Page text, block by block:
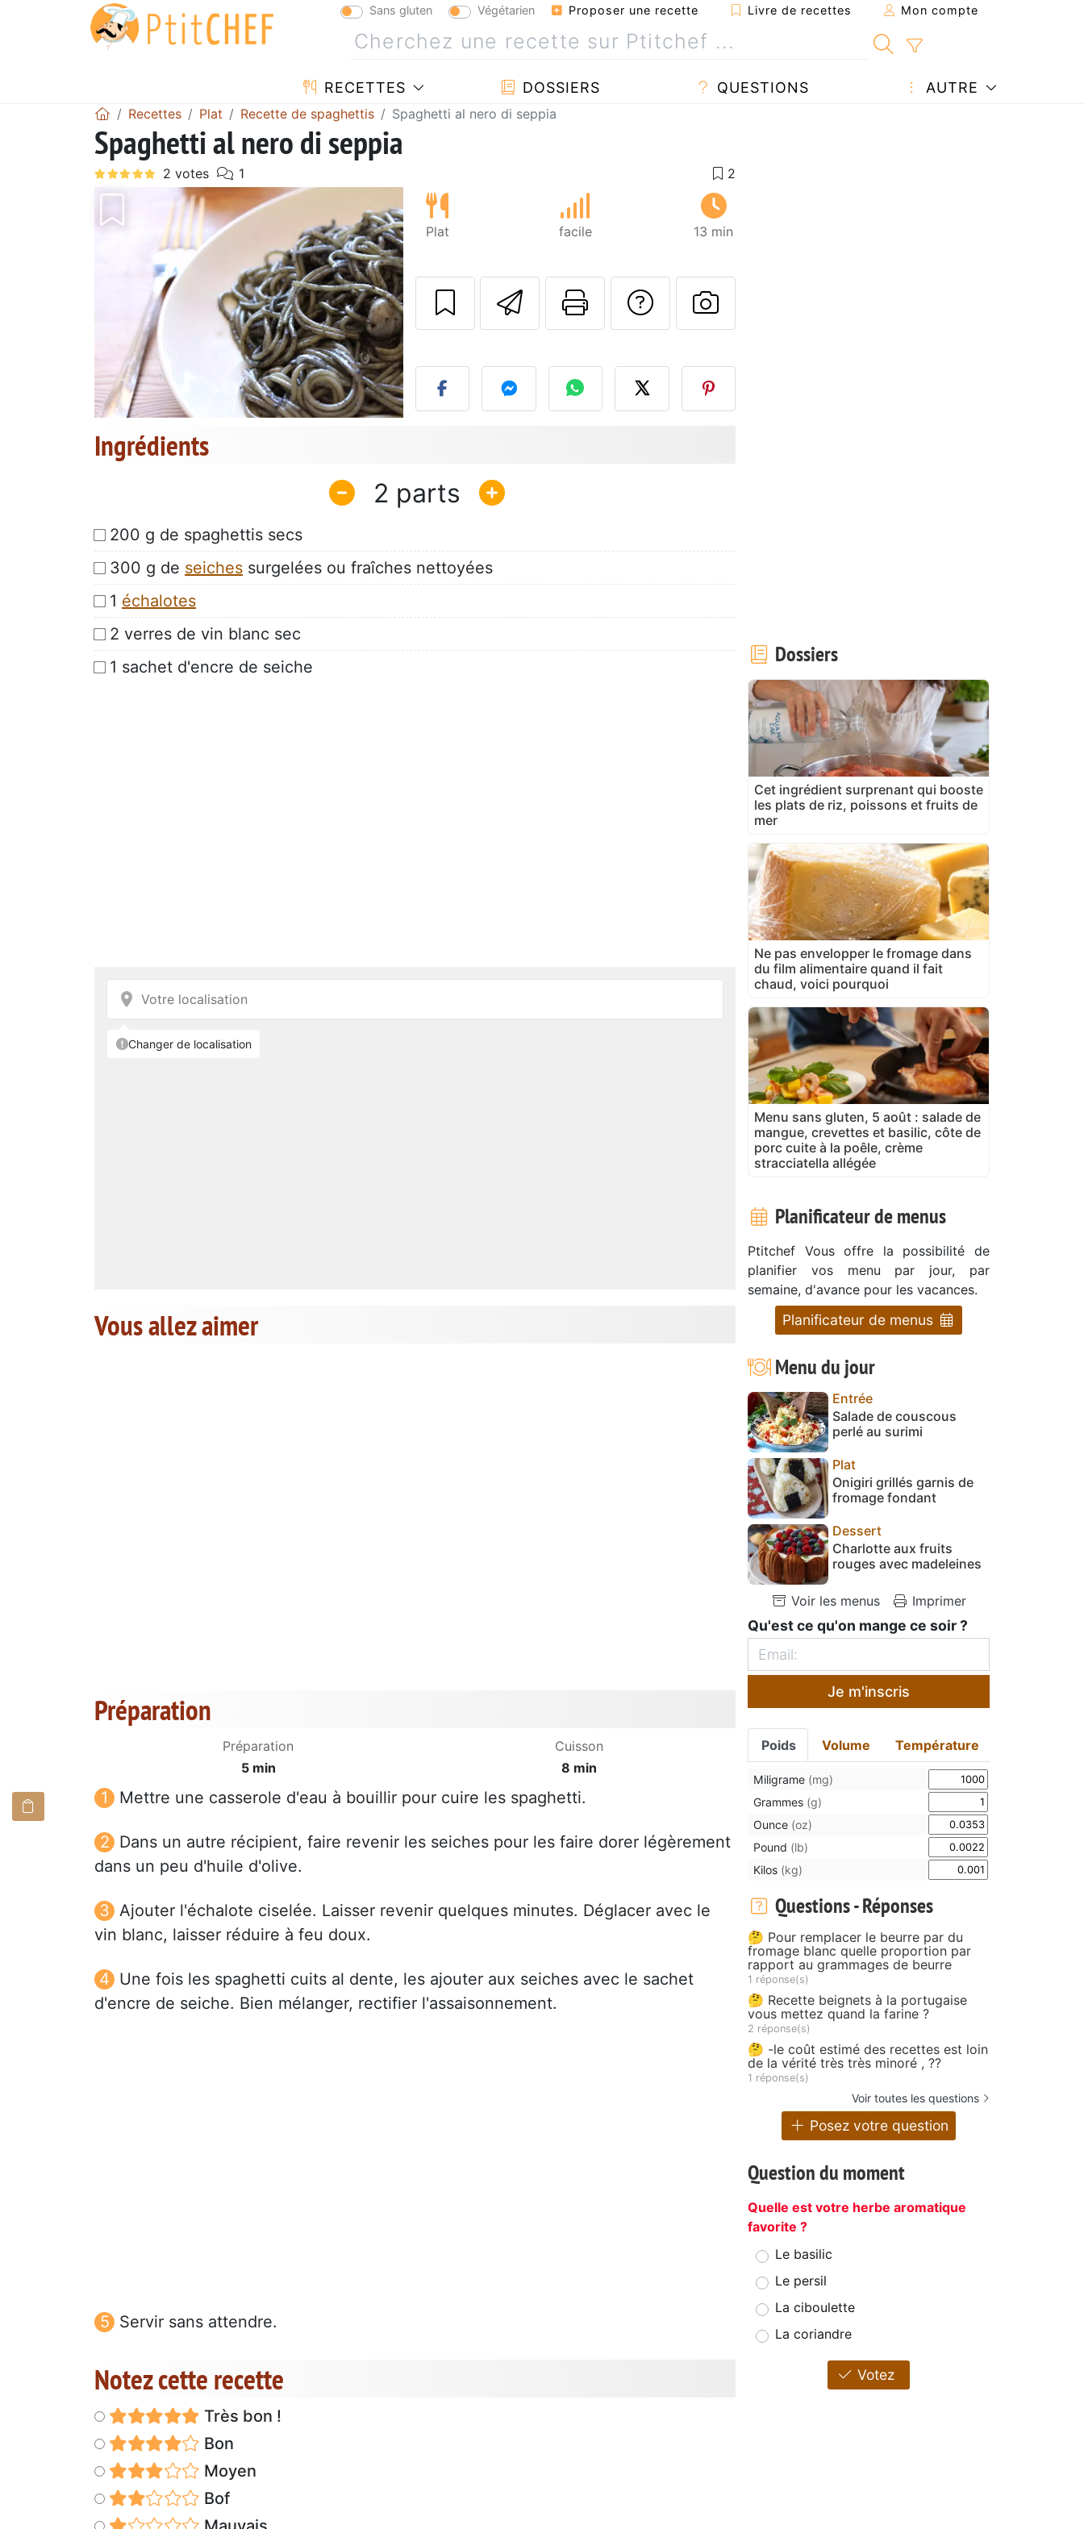
Sans gluten Végétarien Proposer une recette Livre de recettes Mon compte
RECETTES DOSSIERS QUESTIONS AUTRE
Recettes Plat Recette de spaghettis Spaghetti al nero di seppia
Spaghetti al nero di seppia
Plat facile 13 min
Envoyer cette recette à un ami
Imprimer cette page
Poser une question à l'auteur
Publier votre photo de cette
Ingrédients
2
200 g de spaghettis secs
300 g de seiches surgelées ou fraîches nettoyées
1 échalotes
2 verres de vin blanc sec
1 sachet d'encre de seiche
Vous allez aimer
Préparation
Préparation
5 min
Cuisson
8 min
Mettre une casserole d'eau à bouillir pour cuire les spaghetti.
Dans un autre récipient, faire revenir les seiches pour les faire dorer légèrement
dans un peu d'huile d'olive.
Ajouter l'échalote ciselée. Laisser revenir quelques minutes. Déglacer avec le
vin blanc, laisser réduire à feu doux.
Une fois les spaghetti cuits al dente, les ajouter aux seiches avec le sachet
d'encre de seiche. Bien mélanger, rectifier l'assaisonnement.
Servir sans attendre.
Notez cette recette
Très bon !
Bon
Moyen
Bof
Dossiers
Cet ingrédient surprenant qui booste
les plats de riz, poissons et fruits de
mer
Ne pas envelopper le fromage dans
du film alimentaire quand il fait
chaud, voici pourquoi
Menu sans gluten, 5 août : salade de
mangue, crevettes et basilic, côte de
porc cuite à la poêle, crème
stracciatella allégée
Planificateur de menus
Ptitchef Vous offre la possibilité de
planifier vos menu par jour, par
semaine, d'avance pour les vacances.
Planificateur de menus
Menu du jour
Entrée
Salade de couscous
perlé au surimi
Plat
Onigiri grillés garnis de
fromage fondant
Dessert
Charlotte aux fruits
rouges avec madeleines
Voir les menus Imprimer
Qu'est ce qu'on mange ce soir ?
Je m'inscris
Poids Volume Température
Miligrame (mg)
Grammes (g)
Ounce (oz)
Pound (lb)
Kilos (kg)
Questions - Réponses
🤔 Pour remplacer le beurre par du
fromage blanc quelle proportion par
rapport au grammages de beurre
1 réponse(s)
🤔 Recette beignets à la portugaise
vous mettez quand la farine ?
2 réponse(s)
🤔 -le coût estimé des recettes est loin
de la vérité très très minoré , ??
1 réponse(s)
Voir toutes les questions
Posez votre question
Question du moment
Quelle est votre herbe aromatique
favorite ?
Le basilic
Le persil
La ciboulette
La coriandre
Votez